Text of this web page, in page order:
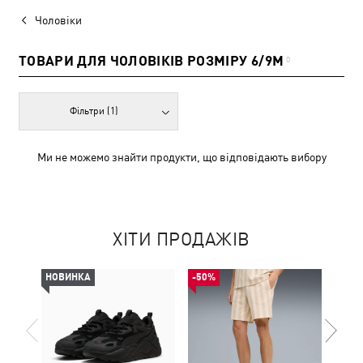
Чоловіки
ТОВАРИ ДЛЯ ЧОЛОВІКІВ РОЗМІРУ 6/9M 0
Фільтри (1)
Ми не можемо знайти продукти, що відповідають вибору
ХІТИ ПРОДАЖІВ
НОВИНКА -50%